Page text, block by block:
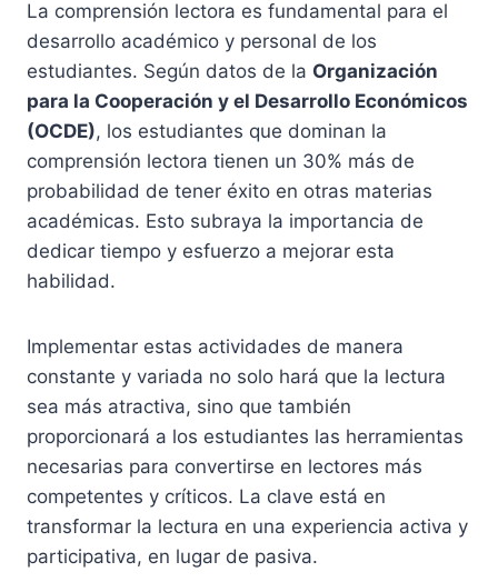
La comprensión lectora es fundamental para el
desarrollo académico y personal de los
estudiantes. Según datos de la Organización
para la Cooperación y el Desarrollo Económicos
(OCDE), los estudiantes que dominan la
comprensión lectora tienen un 30% más de
probabilidad de tener éxito en otras materias
académicas. Esto subraya la importancia de
dedicar tiempo y esfuerzo a mejorar esta
habilidad.
Implementar estas actividades de manera
constante y variada no solo hará que la lectura
sea más atractiva, sino que también
proporcionará a los estudiantes las herramientas
necesarias para convertirse en lectores más
competentes y críticos. La clave está en
transformar la lectura en una experiencia activa y
participativa, en lugar de pasiva.